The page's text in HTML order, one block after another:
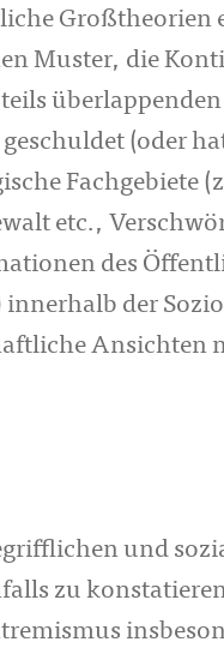
Großtheorien
Muster, die
(oder
Fachgebiete
etc.,
des
der
Ansichten
und
zu